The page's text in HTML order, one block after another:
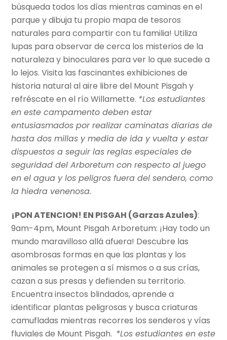
búsqueda todos los días mientras caminas en el
parque y dibuja tu propio mapa de tesoros
naturales para compartir con tu familia! Utiliza
lupas para observar de cerca los misterios de la
naturaleza y binoculares para ver lo que sucede a
lo lejos. Visita las fascinantes exhibiciones de
historia natural al aire libre del Mount Pisgah y
refréscate en el río Willamette. *Los estudiantes
en este campamento deben estar
entusiasmados por realizar caminatas diarias de
hasta dos millas y media de ida y vuelta y estar
dispuestos a seguir las reglas especiales de
seguridad del Arboretum con respecto al juego
en el agua y los peligros fuera del sendero, como
la hiedra venenosa.
¡PON ATENCION! EN PISGAH (Garzas Azules):
9am-4pm, Mount Pisgah Arboretum: ¡Hay todo un
mundo maravilloso allá afuera! Descubre las
asombrosas formas en que las plantas y los
animales se protegen a sí mismos o a sus crías,
cazan a sus presas y defienden su territorio.
Encuentra insectos blindados, aprende a
identificar plantas peligrosas y busca criaturas
camufladas mientras recorres los senderos y vías
fluviales de Mount Pisgah. *Los estudiantes en este